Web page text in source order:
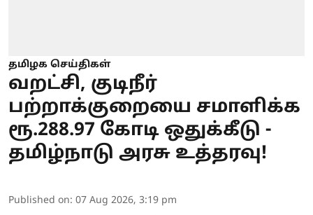
தமிழக செய்திகள்
வறட்சி, குடிநீர்
பற்றாக்குறையை சமாளிக்க
ரூ.288.97 கோடி ஒதுக்கீடு -
தமிழ்நாடு அரசு உத்தரவு!
Published on: 07 Aug 2026, 3:19 pm